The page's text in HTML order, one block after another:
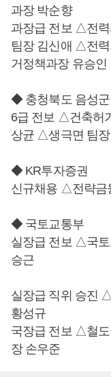
과장 박순향
과장급 전보 △전
팀장 김신애 △전
거정책과장 유승인
◆ 충청북도 음성군
6급 전보 △건축허
상균 △생극면 팀
◆ KR투자증권
신규채용 △전략금
◆ 국토교통부
실장급 전보 △국
승근
실장급 직위 승진
황성규
국장급 전보 △철
장 손우준